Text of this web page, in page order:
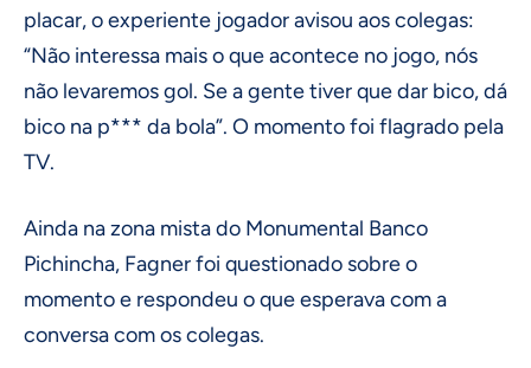
placar, o experiente jogador avisou aos colegas:
“Não interessa mais o que acontece no jogo, nós
não levaremos gol. Se a gente tiver que dar bico, dá
bico na p*** da bola”. O momento foi flagrado pela
TV.
Ainda na zona mista do Monumental Banco
Pichincha, Fagner foi questionado sobre o
momento e respondeu o que esperava com a
conversa com os colegas.